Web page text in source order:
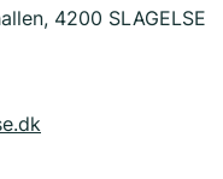
4200 SLAGELSE